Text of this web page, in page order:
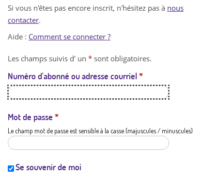
n
t
a
t
i
Si vous n'êtes pas encore inscrit, n'hésitez pas à nous
contacter.
Aide : Comment se connecter ?
Les champs suivis d' un * sont obligatoires.
Numéro d'abonné ou adresse courriel *
Mot de passe *
Le champ mot de passe est sensible à la casse (majuscules / minuscules)
Se souvenir de moi